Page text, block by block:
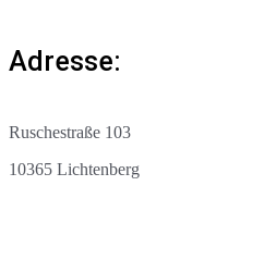
Adresse:
Ruschestraße 103
10365 Lichtenberg